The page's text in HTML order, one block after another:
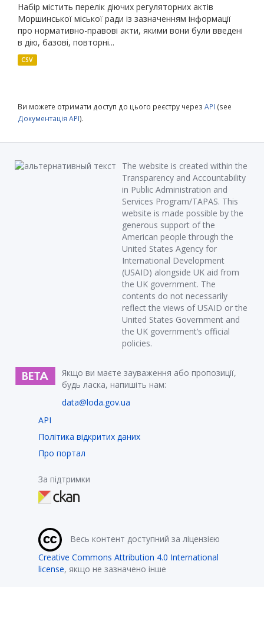
Набір містить перелік діючих регуляторних актів
Моршинської міської ради із зазначенням інформації
про нормативно-правові акти, якими вони були введені
в дію, базові, повторні...
CSV
Ви можете отримати доступ до цього реєстру через API (see
Документація API).
The website is created within the
Transparency and Accountability
in Public Administration and
Services Program/TAPAS. This
website is made possible by the
generous support of the
American people through the
United States Agency for
International Development
(USAID) alongside UK aid from
the UK government. The
contents do not necessarily
reflect the views of USAID or the
United States Government and
the UK government’s official
policies.
Якщо ви маєте зауваження або пропозиції,
будь ласка, напишіть нам:
data@loda.gov.ua
API
Політика відкритих даних
Про портал
За підтримки
Весь контент доступний за ліцензією
Creative Commons Attribution 4.0 International
license, якщо не зазначено інше